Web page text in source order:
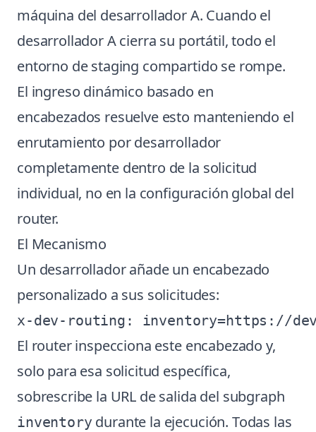
máquina del desarrollador A. Cuando el
desarrollador A cierra su portátil, todo el
entorno de staging compartido se rompe.
El ingreso dinámico basado en
encabezados resuelve esto manteniendo el
enrutamiento por desarrollador
completamente dentro de la solicitud
individual, no en la configuración global del
router.
El Mecanismo
Un desarrollador añade un encabezado
personalizado a sus solicitudes:
El router inspecciona este encabezado y,
solo para esa solicitud específica,
sobrescribe la URL de salida del subgraph
inventory durante la ejecución. Todas las